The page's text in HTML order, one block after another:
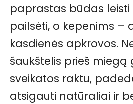
paprastas būdas leisti
pailsėti, o kepenims –
kasdienės apkrovos.
šaukštelis prieš
sveikatos raktu,
atsigauti natūraliai ir